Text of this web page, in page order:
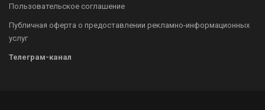
Пользовательское соглашение
Публичная оферта о предоставлении рекламно-информационных
услуг
Телеграм-канал